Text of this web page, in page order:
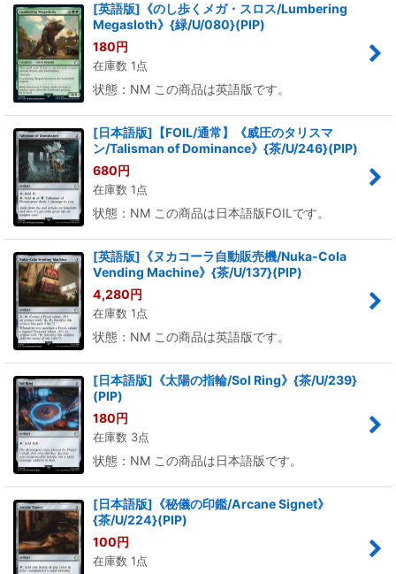
[英語版]《のし歩くメガ・スロス/Lumbering
Megasloth》{緑/U/080}(PIP)
180円
在庫数 1点
状態：NM この商品は英語版です。
[日本語版]【FOIL/通常】《威圧のタリスマ
ン/Talisman of Dominance》{茶/U/246}(PIP)
680円
在庫数 1点
状態：NM この商品は日本語版FOILです。
[英語版]《ヌカコーラ自動販売機/Nuka-Cola
Vending Machine》{茶/U/137}(PIP)
4,280円
在庫数 1点
状態：NM この商品は英語版です。
[日本語版]《太陽の指輪/Sol Ring》{茶/U/239}
(PIP)
180円
在庫数 3点
状態：NM この商品は日本語版です。
[日本語版]《秘儀の印鑑/Arcane Signet》
{茶/U/224}(PIP)
100円
在庫数 1点